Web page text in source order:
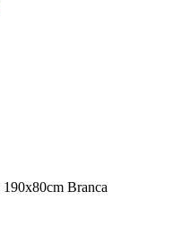
Branca